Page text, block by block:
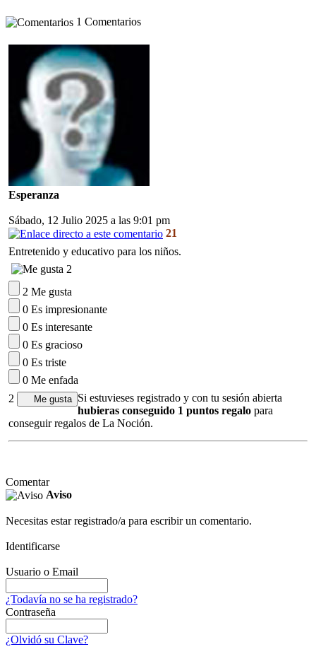
1 Comentarios
Esperanza
Sábado, 12 Julio 2025 a las 9:01 pm
21
Entretenido y educativo para los niños.
2
2 Me gusta
0 Es impresionante
0 Es interesante
0 Es gracioso
0 Es triste
0 Me enfada
2
Si estuvieses registrado y con tu sesión abierta
hubieras conseguido 1 puntos regalo para
conseguir regalos de La Noción.
Comentar
Aviso
Necesitas estar registrado/a para escribir un comentario.
Identificarse
Usuario o Email
¿Todavía no se ha registrado?
Contraseña
¿Olvidó su Clave?